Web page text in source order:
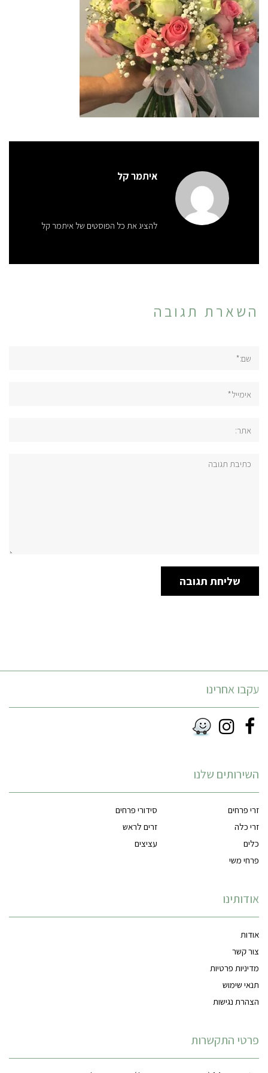
איתמר קל
להציג את כל הפוסטים של איתמר קל
השארת תגובה
עקבו אחרינו
השירותים שלנו
זרי פרחים
סידורי פרחים
זרי כלה
זרים לראש
כלים
עציצים
פרחי משי
אודותינו
אודות
צור קשר
מדיניות פרטיות
תנאי שימוש
הצהרת נגישות
פרטי התקשרות